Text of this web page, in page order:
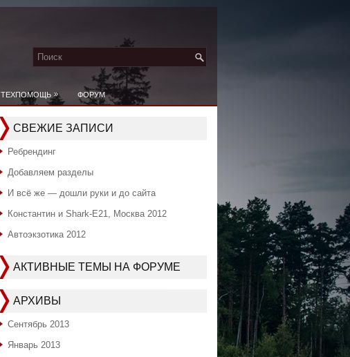
ТЕХПОМОЩЬ » ФОРУМ
СВЕЖИЕ ЗАПИСИ
Ребрендинг
Добавляем разделы
И всё же — дошли руки и до сайта
Константин и Shark-E21, Москва 2012
Автоэкзотика 2012
АКТИВНЫЕ ТЕМЫ НА ФОРУМЕ
АРХИВЫ
Сентябрь 2013
Январь 2013